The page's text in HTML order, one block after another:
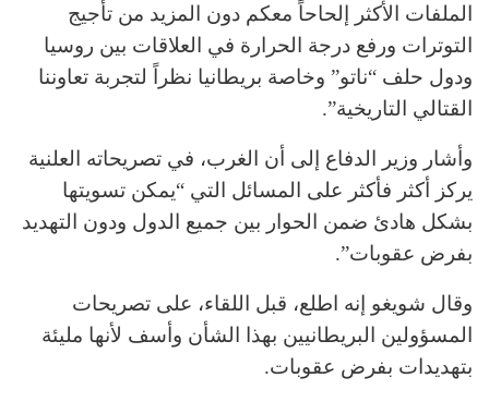
الملفات الأكثر إلحاحاً معكم دون المزيد من تأجيج
التوترات ورفع درجة الحرارة في العلاقات بين روسيا
ودول حلف “ناتو” وخاصة بريطانيا نظراً لتجربة تعاوننا
القتالي التاريخية”.
وأشار وزير الدفاع إلى أن الغرب، في تصريحاته العلنية
يركز أكثر فأكثر على المسائل التي “يمكن تسويتها
بشكل هادئ ضمن الحوار بين جميع الدول ودون التهديد
بفرض عقوبات”.
وقال شويغو إنه اطلع، قبل اللقاء، على تصريحات
المسؤولين البريطانيين بهذا الشأن وأسف لأنها مليئة
بتهديدات بفرض عقوبات.